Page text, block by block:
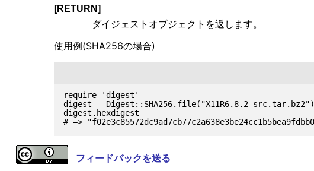
[RETURN]
ダイジェストオブジェクトを返します。
使用例(SHA256の場合)
require 'digest'
digest = Digest::SHA256.file("X11R6.8.2-src.tar.bz2")
digest.hexdigest
フィードバックを送る